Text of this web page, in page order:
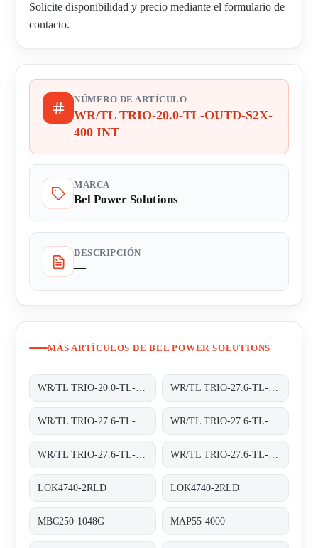
Solicite disponibilidad y precio mediante el formulario de
contacto.
NÚMERO DE ARTÍCULO
WR/TL TRIO-20.0-TL-OUTD-S2X-
400 INT
MARCA
Bel Power Solutions
DESCRIPCIÓN
—
MÁS ARTÍCULOS DE BEL POWER SOLUTIONS
LOK4740-2RLD LOK4740-2RLD
MBC250-1048G MAP55-4000